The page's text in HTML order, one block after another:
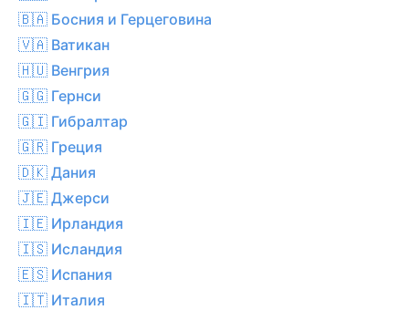
🇧🇦 Босния и Герцеговина
🇻🇦 Ватикан
🇭🇺 Венгрия
🇬🇬 Гернси
🇬🇮 Гибралтар
🇬🇷 Греция
🇩🇰 Дания
🇯🇪 Джерси
🇮🇪 Ирландия
🇮🇸 Исландия
🇪🇸 Испания
🇮🇹 Италия